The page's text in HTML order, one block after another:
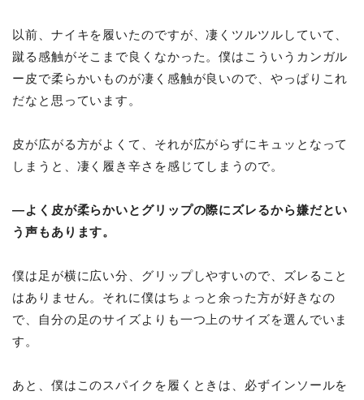
以前、ナイキを履いたのですが、凄くツルツルしていて、
蹴る感触がそこまで良くなかった。僕はこういうカンガル
ー皮で柔らかいものが凄く感触が良いので、やっぱりこれ
だなと思っています。
皮が広がる方がよくて、それが広がらずにキュッとなって
しまうと、凄く履き辛さを感じてしまうので。
―よく皮が柔らかいとグリップの際にズレるから嫌だとい
う声もあります。
僕は足が横に広い分、グリップしやすいので、ズレること
はありません。それに僕はちょっと余った方が好きなの
で、自分の足のサイズよりも一つ上のサイズを選んでいま
す。
あと、僕はこのスパイクを履くときは、必ずインソールを